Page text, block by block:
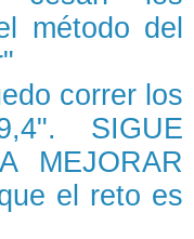
método del
correr los
SIGUE
MEJORAR
el reto es